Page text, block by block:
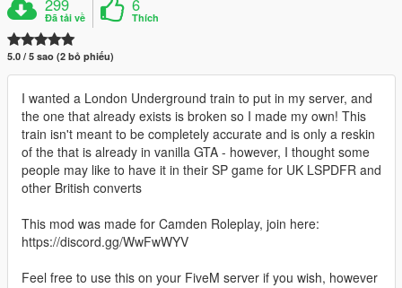
299
Đã tải về
6
Thích
5.0 / 5 sao (2 bỏ phiếu)
I wanted a London Underground train to put in my server, and
the one that already exists is broken so I made my own! This
train isn't meant to be completely accurate and is only a reskin
of the that is already in vanilla GTA - however, I thought some
people may like to have it in their SP game for UK LSPDFR and
other British converts
This mod was made for Camden Roleplay, join here:
https://discord.gg/WwFwWYV
Feel free to use this on your FiveM server if you wish, however